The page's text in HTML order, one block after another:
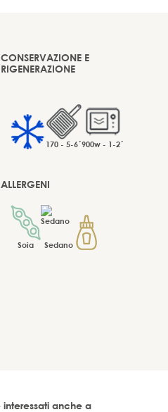
CONSERVAZIONE E
RIGENERAZIONE
170 - 5-6´900w - 1-2´
ALLERGENI
Soia Sedano
interessati anche a